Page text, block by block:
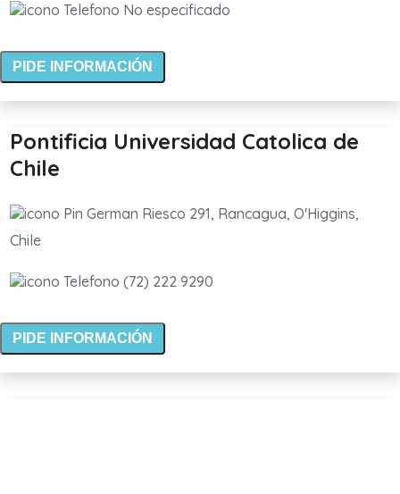
No especificado
PIDE INFORMACIÓN
Pontificia Universidad Catolica de
Chile
German Riesco 291, Rancagua, O'Higgins,
Chile
(72) 222 9290
PIDE INFORMACIÓN